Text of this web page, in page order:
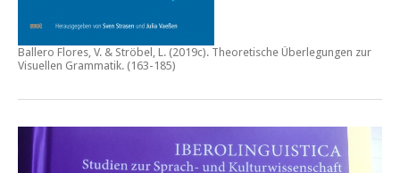
Ballero Flores, V. & Ströbel, L. (2019c). Theoretische Überlegungen zur
Visuellen Grammatik. (163-185)